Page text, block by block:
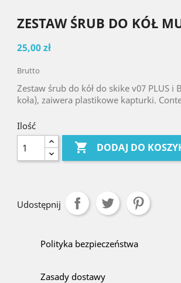
ZESTAW ŚRUB DO KÓŁ
25,00 zł
Brutto
Zestaw śrub do kół do skike v07 PLUS i
koła), zaiwera plastikowe kapturki.
Ilość
 DODAJ DO
Udostępnij
Polityka bezpieczeństwa
Zasady dostawy